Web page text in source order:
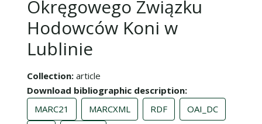
Okręgowego Związku
Hodowców Koni w
Lublinie
Collection article
Download bibliographic description
MARC21
MARCXML RDF
OAI_DC